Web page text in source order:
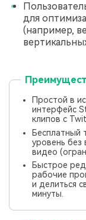
для
(например,
Простой в
интерфейс
клипов с
Бесплатный
уровень без
видео
Быстрое
рабочие
и делиться
минуты.